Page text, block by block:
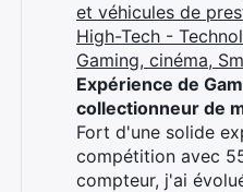
et véhicules de
High-Tech -
Gaming, cinéma,
Expérience de
collectionneur de
Fort d'une solide
compétition avec
compteur, j'ai